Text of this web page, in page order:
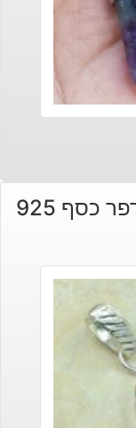
כסף 925